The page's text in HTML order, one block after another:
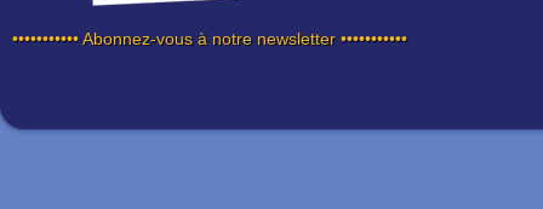
••••••••••• Abonnez-vous à notre newsletter •••••••••••